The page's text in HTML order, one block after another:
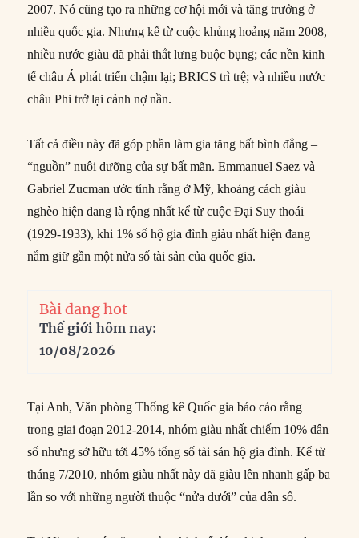
2007. Nó cũng tạo ra những cơ hội mới và tăng trưởng ở
nhiều quốc gia. Nhưng kể từ cuộc khủng hoảng năm 2008,
nhiều nước giàu đã phải thắt lưng buộc bụng; các nền kinh
tế châu Á phát triển chậm lại; BRICS trì trệ; và nhiều nước
châu Phi trở lại cảnh nợ nần.
Tất cả điều này đã góp phần làm gia tăng bất bình đẳng –
“nguồn” nuôi dưỡng của sự bất mãn. Emmanuel Saez và
Gabriel Zucman ước tính rằng ở Mỹ, khoảng cách giàu
nghèo hiện đang là rộng nhất kể từ cuộc Đại Suy thoái
(1929-1933), khi 1% số hộ gia đình giàu nhất hiện đang
nắm giữ gần một nửa số tài sản của quốc gia.
Bài đang hot
Thế giới hôm nay:
10/08/2026
Tại Anh, Văn phòng Thống kê Quốc gia báo cáo rằng
trong giai đoạn 2012-2014, nhóm giàu nhất chiếm 10% dân
số nhưng sở hữu tới 45% tổng số tài sản hộ gia đình. Kể từ
tháng 7/2010, nhóm giàu nhất này đã giàu lên nhanh gấp ba
lần so với những người thuộc “nửa dưới” của dân số.